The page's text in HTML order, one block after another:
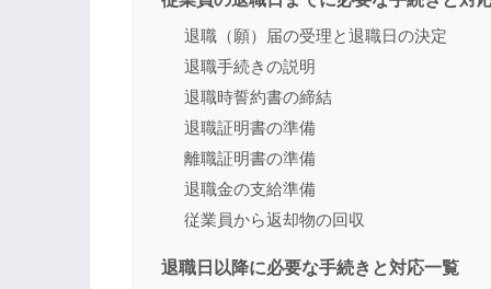
退職（願）届の受理と退職日の決定
退職手続きの説明
退職時誓約書の締結
退職証明書の準備
離職証明書の準備
退職金の支給準備
従業員から返却物の回収
退職日以降に必要な手続きと対応一覧